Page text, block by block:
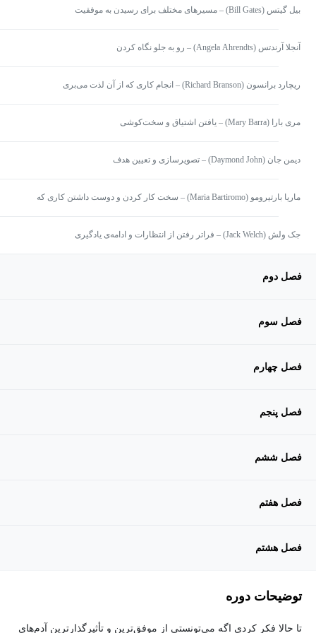
بیل گیتس (Bill Gates) – مسیرهای مختلف برای رسیدن به موفقیت
آنجلا آرندتس (Angela Ahrendts) – رو به جلو نگاه کردن
ریچارد برانسون (Richard Branson) – انجام کاری که از آن لذت می‌بری
مری بارا (Mary Barra) – یافتن اشتیاق و سخت‌کوشی
دیمن جان (Daymond John) – تصویرسازی و تعیین هدف
ماریا بارتیرومو (Maria Bartiromo) – سخت کار کردن و دوست داشتن کاری که
جک ولش (Jack Welch) – فراتر رفتن از انتظارات و ادامه‌ی یادگیری
فصل دوم
فصل سوم
فصل چهارم
فصل پنجم
فصل ششم
فصل هفتم
فصل هشتم
توضیحات دوره
تا حالا فکر کردی اگه می‌تونستی از موفق‌ترین و تأثیرگذارترین آدم‌های